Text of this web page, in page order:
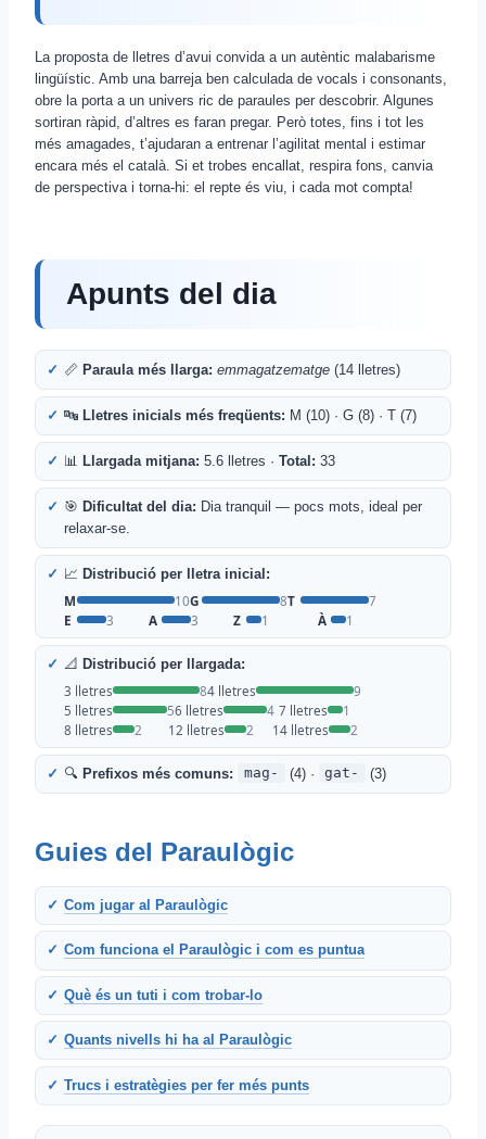
La proposta de lletres d’avui convida a un autèntic malabarisme
lingüístic. Amb una barreja ben calculada de vocals i consonants,
obre la porta a un univers ric de paraules per descobrir. Algunes
sortiran ràpid, d’altres es faran pregar. Però totes, fins i tot les
més amagades, t’ajudaran a entrenar l’agilitat mental i estimar
encara més el català. Si et trobes encallat, respira fons, canvia
de perspectiva i torna-hi: el repte és viu, i cada mot compta!
Apunts del dia
📏 Paraula més llarga: emmagatzematge (14 lletres)
🔤 Lletres inicials més freqüents: M (10) · G (8) · T (7)
📊 Llargada mitjana: 5.6 lletres · Total: 33
🎯 Dificultat del dia: Dia tranquil — pocs mots, ideal per
relaxar-se.
📈 Distribució per lletra inicial:
M 10G 8T
7
E
3 A 3 Z 1 À 1
📐 Distribució per llargada:
3 lletres 84 lletres
9
5 lletres
56 lletres 4 7 lletres
1
8 lletres
2 12 lletres 2 14 lletres 2
🔍 Prefixos més comuns: mag- (4) · gat- (3)
Guies del Paraulògic
Com jugar al Paraulògic
Com funciona el Paraulògic i com es puntua
Què és un tuti i com trobar-lo
Quants nivells hi ha al Paraulògic
Trucs i estratègies per fer més punts